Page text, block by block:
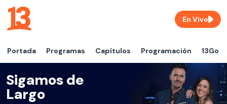
Portada Programas Capítulos Programación 13Go
En Vivo
Sigamos de
Largo